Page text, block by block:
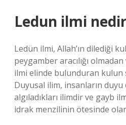
Ledun ilmi
Ledün ilmi, Allah’ın dilediği
peygamber aracılığı
ilmi elinde bulunduran
Duyusal ilim, insanların duyu
algıladıkları ilimdir ve gayb
idrak menzilinin ötesinde